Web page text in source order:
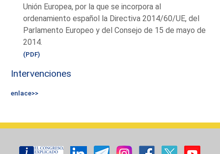
Unión Europea, por la que se incorpora al
ordenamiento español la Directiva 2014/60/UE, del
Parlamento Europeo y del Consejo de 15 de mayo de
2014.
(PDF)
Intervenciones
enlace>>